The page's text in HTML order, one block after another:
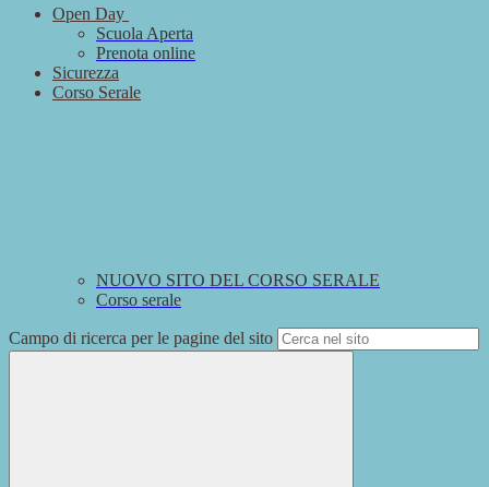
Open Day
Scuola Aperta
Prenota online
Sicurezza
Corso Serale
NUOVO SITO DEL CORSO SERALE
Corso serale
Campo di ricerca per le pagine del sito